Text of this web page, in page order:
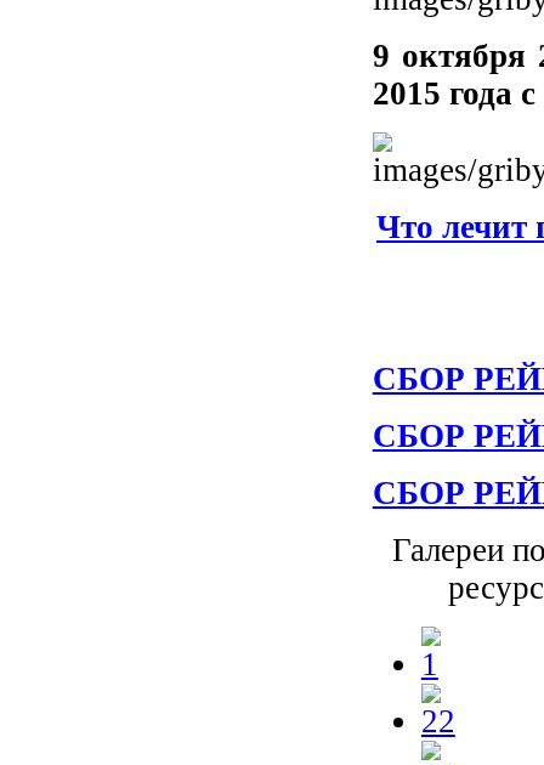
9 октября
2015 года
Что лечит
СБОР
СБОР
СБОР
Галереи